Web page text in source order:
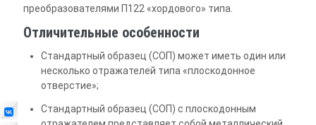
преобразователями П122 «хордового» типа.
Отличительные особенности
Стандартный образец (СОП) может иметь один или
несколько отражателей типа «плоскодонное
отверстие»;
Стандартный образец (СОП) с плоскодонным